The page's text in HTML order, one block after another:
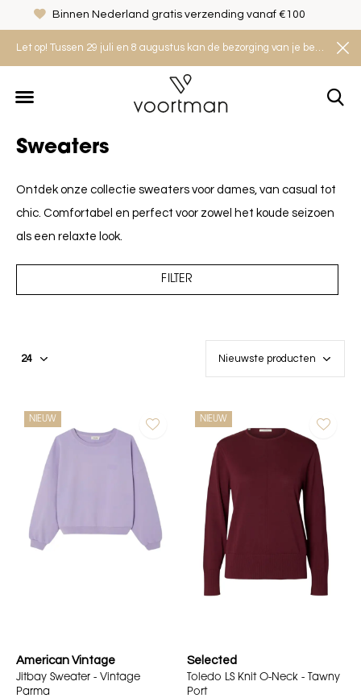
Let op! Tussen 29 juli en 8 augustus kan de bezorging van je bestelling iets langer duren. Houd rekening met een levertijd van 2 tot 4 werkdagen.
Binnen Nederland gratis verzending vanaf €100
Sweaters
Ontdek onze collectie sweaters voor dames, van casual tot
chic. Comfortabel en perfect voor zowel het koude seizoen
als een relaxte look.
FILTER
NIEUW
American Vintage
Jitbay Sweater - Vintage
Parma
NIEUW
Selected
Toledo LS Knit O-Neck - Tawny
Port